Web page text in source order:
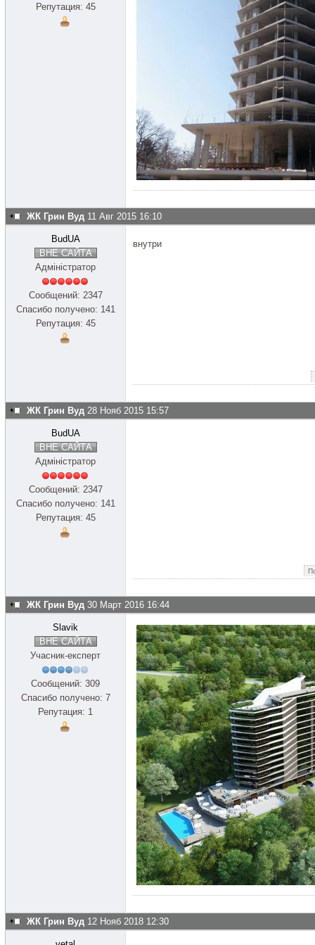
Репутация: 45
ЖК Грин Вуд 11 Авг 2015 16:10
BudUA
ВНЕ САЙТА
Адміністратор
Сообщений: 2347
Спасибо получено: 141
Репутация: 45
внутри
ЖК Грин Вуд 28 Нояб 2015 15:57
BudUA
ВНЕ САЙТА
Адміністратор
Сообщений: 2347
Спасибо получено: 141
Репутация: 45
ЖК Грин Вуд 30 Март 2016 16:44
Slavik
ВНЕ САЙТА
Учасник-експерт
Сообщений: 309
Спасибо получено: 7
Репутация: 1
ЖК Грин Вуд 12 Нояб 2018 12:30